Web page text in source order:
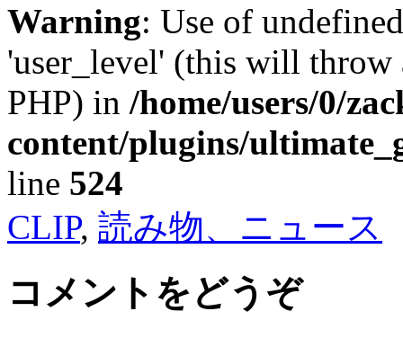
Warning: Use of
'user_level' (this will
PHP) in /home/users/0/
content/plugins/
line 524
CLIP, 読み物、ニュース
コメントをどうぞ